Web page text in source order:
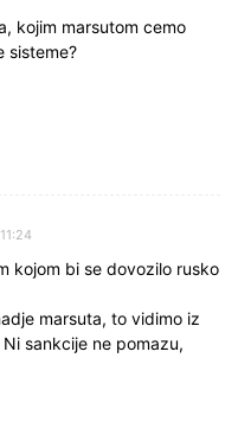
kojim marsutom cemo
sisteme?
kojom bi se dovozilo rusko
marsuta, to vidimo iz
sankcije ne pomazu,